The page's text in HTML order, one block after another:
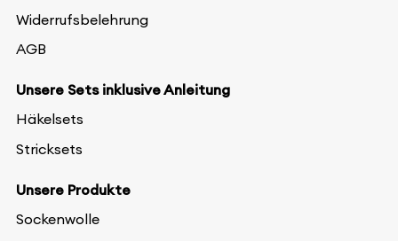
Widerrufsbelehrung
AGB
Unsere Sets inklusive Anleitung
Häkelsets
Stricksets
Unsere Produkte
Sockenwolle